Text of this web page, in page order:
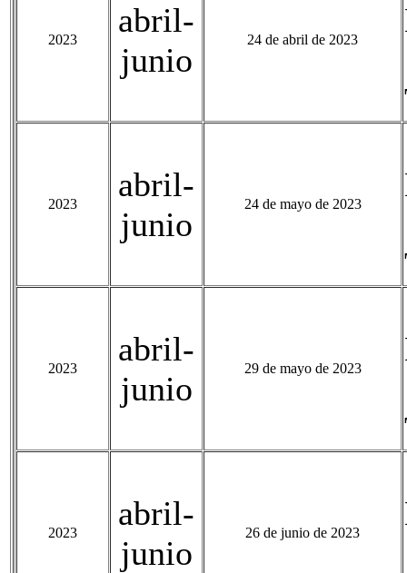
2023
abril-
junio
24 de abril de 2023
2023
abril-
junio
24 de mayo de 2023
2023
abril-
junio
29 de mayo de 2023
2023
abril-
junio
26 de junio de 2023